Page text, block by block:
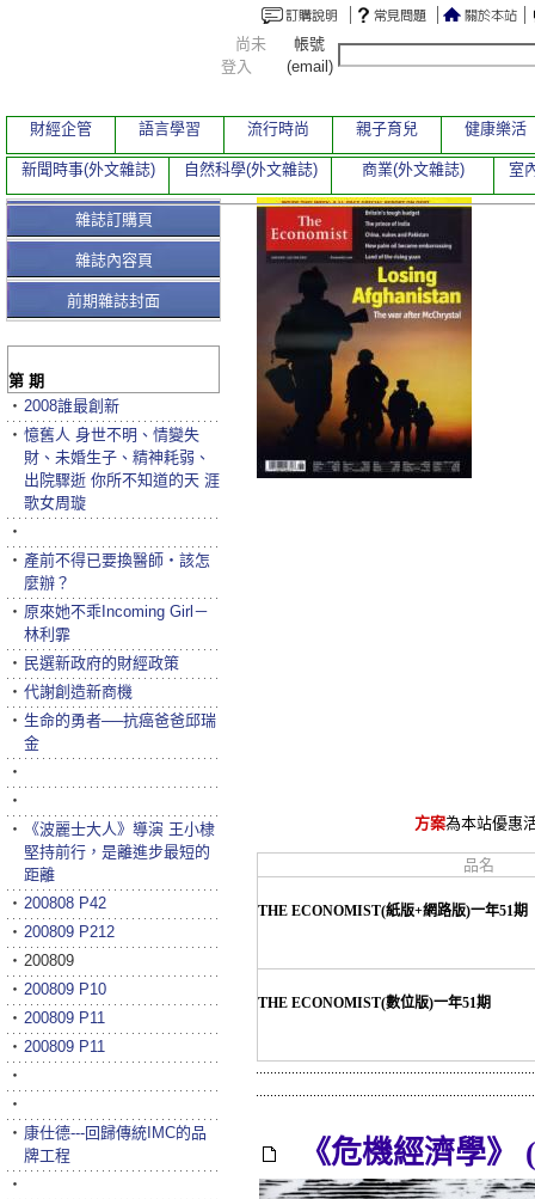
方案為本站優惠
品名
THE ECONOMIST(紙版+網路版)一年51期
THE ECONOMIST(數位版)一年51期
《危機經濟學》
雜誌訂購頁
雜誌內容頁
前期雜誌封面
第 期
‧ 2008誰最創新
‧ 憶舊人 身世不明、情變失
財、未婚生子、精神耗弱、
出院驟逝 你所不知道的天 涯
歌女周璇
‧
‧ 產前不得已要換醫師‧該怎
麼辦？
‧ 原來她不乖Incoming Girl－
林利霏
‧ 民選新政府的財經政策
‧ 代謝創造新商機
‧ 生命的勇者──抗癌爸爸邱瑞
金
‧
‧
‧
《波麗士大人》導演 王小棣
堅持前行，是離進步最短的
距離
‧ 200808 P42
‧ 200809 P212
‧ 200809
‧ 200809 P10
‧ 200809 P11
‧ 200809 P11
‧
‧
‧ 康仕德---回歸傳統IMC的品
牌工程
‧
尚未
登入
帳號
(email)
財經企管 語言學習 流行時尚 親子育兒 健康樂活
新聞時事(外文雜誌) 自然科學(外文雜誌) 商業(外文雜誌) 室